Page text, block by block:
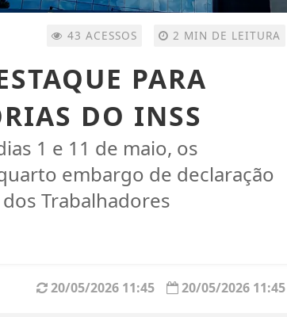
2 MIN DE LEITURA
43 ACESSOS
PARA
DO INSS
1 e 11 de maio, os
embargo de declaração
Trabalhadores
20/05/2026 11:45
20/05/2026 11:45